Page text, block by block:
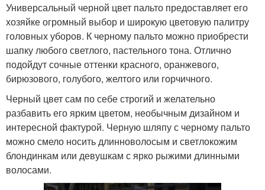
Универсальный черной цвет пальто предоставляет его
хозяйке огромный выбор и широкую цветовую палитру
головных уборов. К черному пальто можно приобрести
шапку любого светлого, пастельного тона. Отлично
подойдут сочные оттенки красного, оранжевого,
бирюзового, голубого, желтого или горчичного.
Черный цвет сам по себе строгий и желательно
разбавить его ярким цветом, необычным дизайном и
интересной фактурой. Черную шляпу с черному пальто
можно смело носить длинноволосым и светлокожим
блондинкам или девушкам с ярко рыжими длинными
волосами.